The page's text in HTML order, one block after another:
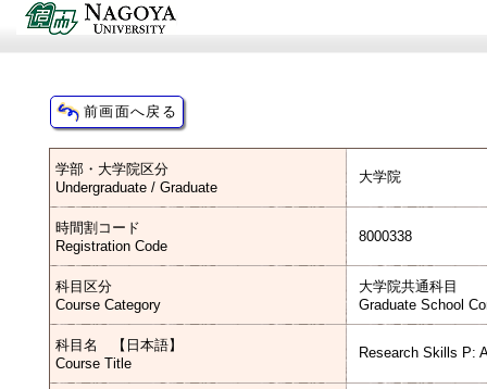
学部・大学院区分
Undergraduate / Graduate
大学院
時間割コード
Registration Code
8000338
科目区分
Course Category
大学院共通科目
Graduate School
科目名 【日本語】
Course Title
Research Skills P: